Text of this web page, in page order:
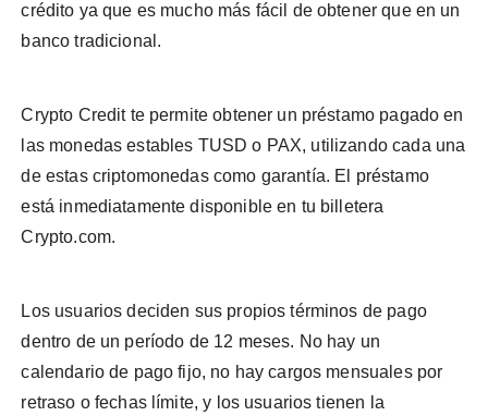
crédito ya que es mucho más fácil de obtener que en un
banco tradicional.
Crypto Credit te permite obtener un préstamo pagado en
las monedas estables TUSD o PAX, utilizando cada una
de estas criptomonedas como garantía. El préstamo
está inmediatamente disponible en tu billetera
Crypto.com.
Los usuarios deciden sus propios términos de pago
dentro de un período de 12 meses. No hay un
calendario de pago fijo, no hay cargos mensuales por
retraso o fechas límite, y los usuarios tienen la